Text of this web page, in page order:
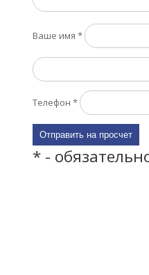
Ваше имя *
Телефон *
* -